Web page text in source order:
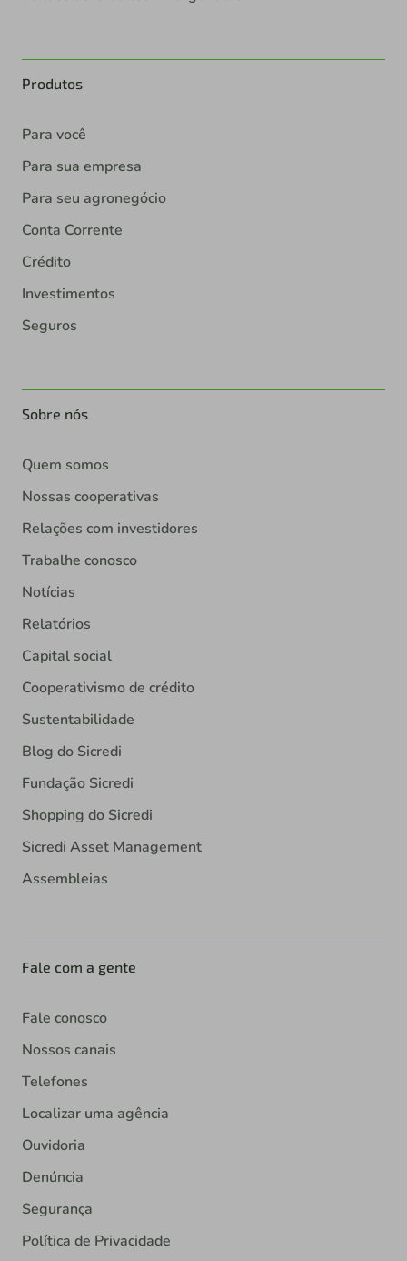
Produtos
Para você
Para sua empresa
Para seu agronegócio
Conta Corrente
Crédito
Investimentos
Seguros
Sobre nós
Quem somos
Nossas cooperativas
Relações com investidores
Trabalhe conosco
Notícias
Relatórios
Capital social
Cooperativismo de crédito
Sustentabilidade
Blog do Sicredi
Fundação Sicredi
Shopping do Sicredi
Sicredi Asset Management
Assembleias
Fale com a gente
Fale conosco
Nossos canais
Telefones
Localizar uma agência
Ouvidoria
Denúncia
Segurança
Política de Privacidade